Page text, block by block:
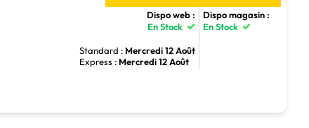
Dispo web :
En Stock
Standard : Mercredi 12 Août
Express : Mercredi 12 Août
Dispo magasin :
En Stock